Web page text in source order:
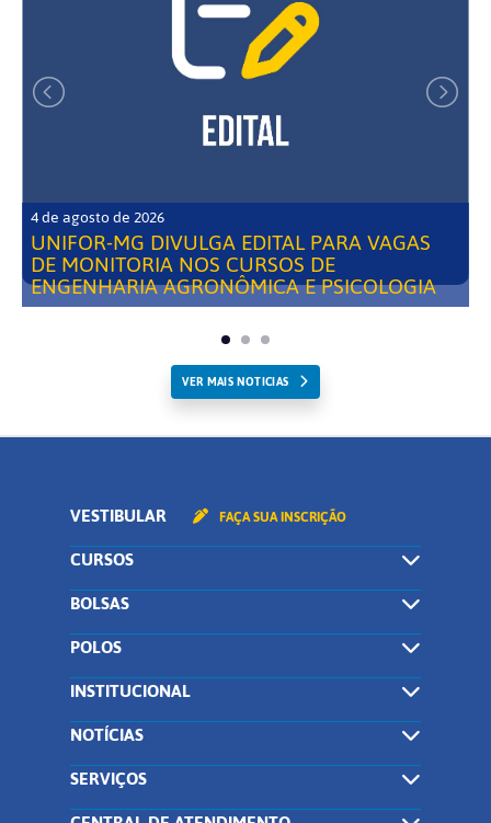
4 de agosto de 2026
UNIFOR-MG DIVULGA EDITAL PARA VAGAS
DE MONITORIA NOS CURSOS DE
ENGENHARIA AGRONÔMICA E PSICOLOGIA
VER MAIS NOTICIAS
VESTIBULAR FAÇA SUA INSCRIÇÃO
CURSOS
BOLSAS
POLOS
INSTITUCIONAL
NOTÍCIAS
SERVIÇOS